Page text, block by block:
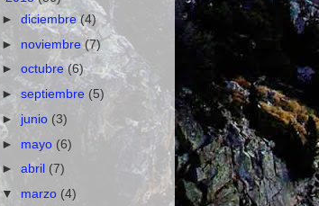
►diciembre(4)
► noviembre(7)
►octubre(6)
►septiembre(5)
► junio (3)
► mayo (6)
►abril (7)
▼ marzo (4)